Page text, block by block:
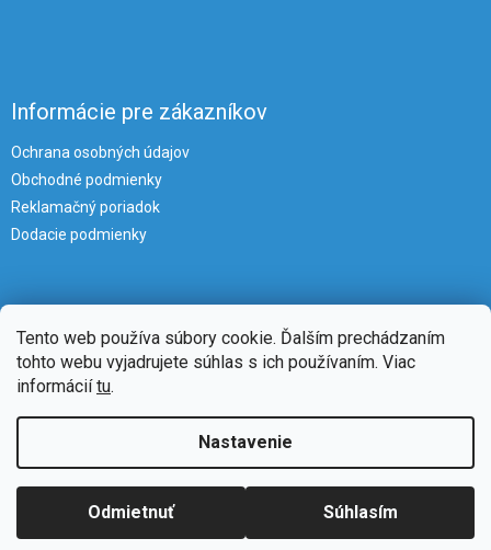
Tento web používa súbory cookie. Ďalším prechádzaním
tohto webu vyjadrujete súhlas s ich používaním. Viac
informáciítu.
Nastavenie
Odmietnuť Súhlasím
Informácie pre zákazníkov
Ochrana osobných údajov
Obchodné podmienky
Reklamačný poriadok
Dodacie podmienky
. Všetky práva vyhradené.